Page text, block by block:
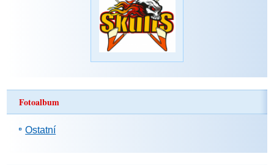
Fotoalbum
Ostatní